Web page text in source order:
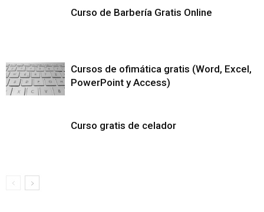
Curso de Barbería Gratis Online
Cursos de ofimática gratis (Word, Excel,
PowerPoint y Access)
Curso gratis de celador